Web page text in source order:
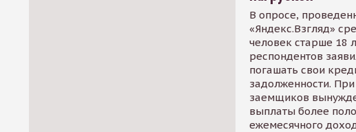
В опросе,
«Яндекс.Взгляд»
человек старше 18
респондентов
погашать свои
задолженности.
заемщиков
выплаты более
ежемесячного